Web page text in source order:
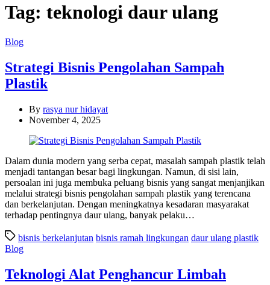
Tag: teknologi daur ulang
Categories
Blog
Strategi Bisnis Pengolahan Sampah
Plastik
By rasya nur hidayat
November 4, 2025
Dalam dunia modern yang serba cepat, masalah sampah plastik telah
menjadi tantangan besar bagi lingkungan. Namun, di sisi lain,
persoalan ini juga membuka peluang bisnis yang sangat menjanjikan
melalui strategi bisnis pengolahan sampah plastik yang terencana
dan berkelanjutan. Dengan meningkatnya kesadaran masyarakat
terhadap pentingnya daur ulang, banyak pelaku…
bisnis berkelanjutan bisnis ramah lingkungan daur ulang plastik
Categories
Blog
Teknologi Alat Penghancur Limbah